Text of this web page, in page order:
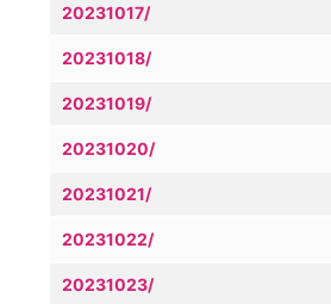
20231017/
20231018/
20231019/
20231020/
20231021/
20231022/
20231023/